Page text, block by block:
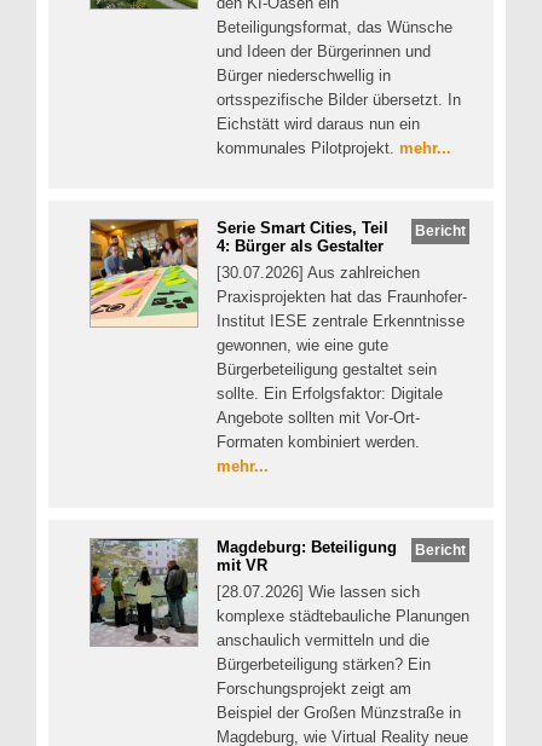
Beteiligungsformat, das Wünsche
und Ideen der Bürgerinnen und
Bürger niederschwellig in
ortsspezifische Bilder übersetzt. In
Eichstätt wird daraus nun ein
kommunales Pilotprojekt. mehr...
Bericht
Serie Smart Cities, Teil
4: Bürger als Gestalter
[30.07.2026] Aus zahlreichen
Praxisprojekten hat das Fraunhofer-
Institut IESE zentrale Erkenntnisse
gewonnen, wie eine gute
Bürgerbeteiligung gestaltet sein
sollte. Ein Erfolgsfaktor: Digitale
Angebote sollten mit Vor-Ort-
Formaten kombiniert werden.
mehr...
Bericht
Magdeburg: Beteiligung
mit VR
[28.07.2026] Wie lassen sich
komplexe städtebauliche Planungen
anschaulich vermitteln und die
Bürgerbeteiligung stärken? Ein
Forschungsprojekt zeigt am
Beispiel der Großen Münzstraße in
Magdeburg, wie Virtual Reality neue